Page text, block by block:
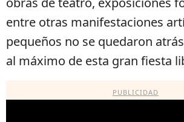
entre otras manifestaciones
pequeños no se quedaron
al máximo de esta gran fiesta
PUBLICIDAD